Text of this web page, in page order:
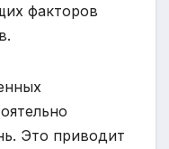
факторов
Это приводит